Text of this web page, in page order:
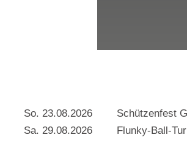
So. 23.08.2026 Schützenfest
Sa. 29.08.2026 Flunky-Ball-